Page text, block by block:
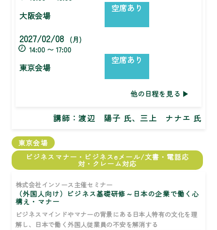
大阪会場
空席あり
2027/02/08
(月)
14:00 〜 17:00
東京会場
空席あり
他の日程を見る
講師：渡辺 陽子 氏、三上 ナナエ 氏
東京会場
ビジネスマナー・ビジネスeメール/文書・電話応
対・クレーム対応
株式会社インソース主催セミナー
（外国人向け）ビジネス基礎研修～日本の企業で働く心
構え・マナー
ビジネスマインドやマナーの背景にある日本人特有の文化を理
解し、日本で働く外国人従業員の不安を解消する